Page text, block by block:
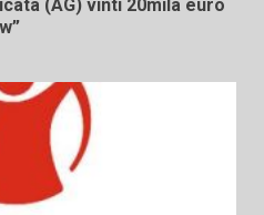
(AG) vinti 20mila euro